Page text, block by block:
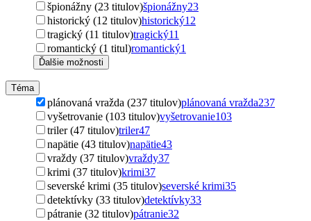
špionážny (23 titulov)špionážny23
historický (12 titulov)historický12
tragický (11 titulov)tragický11
romantický (1 titul)romantický1
Ďalšie možnosti
Téma
plánovaná vražda (237 titulov)plánovaná vražda237
vyšetrovanie (103 titulov)vyšetrovanie103
triler (47 titulov)triler47
napätie (43 titulov)napätie43
vraždy (37 titulov)vraždy37
krimi (37 titulov)krimi37
severské krimi (35 titulov)severské krimi35
detektívky (33 titulov)detektívky33
pátranie (32 titulov)pátranie32